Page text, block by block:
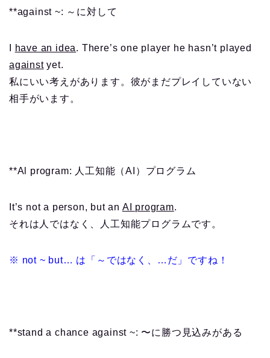
**against ~: ～に対して
have an idea. There’s one player he hasn’t played
againstyet.
私にいい考えがあります。彼がまだプレイしていない
相手がいます。
**Al program: 人工知能（AI）プログラム
It’s not a person, but an AI program.
それは人ではなく、人工知能プログラムです。
※ not ~ but… は「～ではなく、…だ」ですね！
**stand a chance against ~: 〜に勝つ見込みがある